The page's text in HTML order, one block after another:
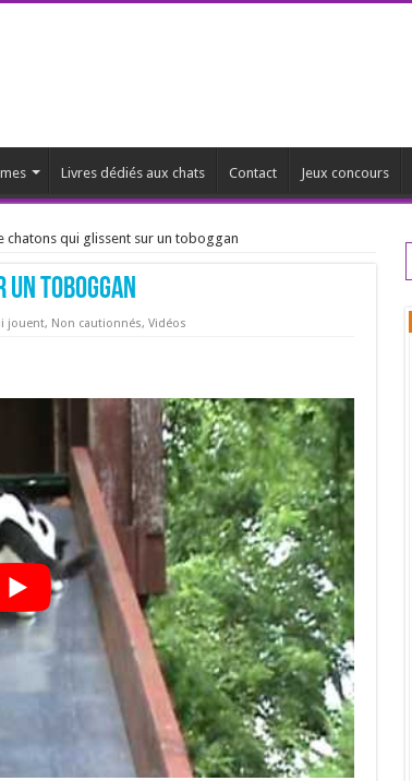
Livres dédiés aux chats Contact Jeux concours
chatons qui glissent sur un toboggan
un toboggan
jouent, Non cautionnés, Vidéos